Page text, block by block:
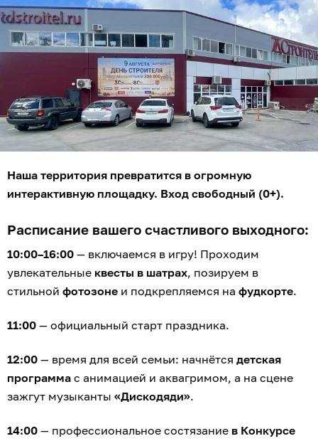
Наша территория превратится в огромную
интерактивную площадку. Вход свободный (0+).
Расписание вашего счастливого выходного:
10:00–16:00 — включаемся в игру! Проходим
увлекательные квесты в шатрах, позируем в
стильной фотозоне и подкрепляемся на фудкорте.
11:00 — официальный старт праздника.
12:00 — время для всей семьи: начнётся детская
программа с анимацией и аквагримом, а на сцене
зажгут музыканты «Дискодяди».
14:00 — профессиональное состязание в Конкурсе